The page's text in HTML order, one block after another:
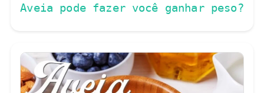
Aveia pode fazer você ganhar peso?